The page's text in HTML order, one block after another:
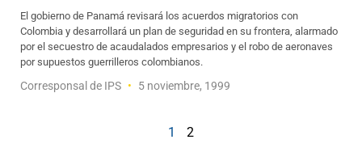
El gobierno de Panamá revisará los acuerdos migratorios con
Colombia y desarrollará un plan de seguridad en su frontera, alarmado
por el secuestro de acaudalados empresarios y el robo de aeronaves
por supuestos guerrilleros colombianos.
Corresponsal de IPS 5 noviembre, 1999
1 2